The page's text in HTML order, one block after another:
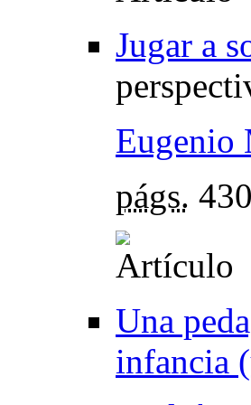
Jugar a
Eugenio
págs.
Una
infancia